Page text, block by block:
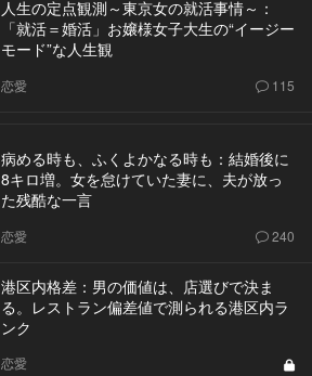
人生の定点観測～東京女の就活事情～：
「就活＝婚活」お嬢様女子大生の“イージー
モード”な人生観
恋愛 115
病める時も、ふくよかなる時も：結婚後に
8キロ増。女を怠けていた妻に、夫が放っ
た残酷な一言
恋愛 240
港区内格差：男の価値は、店選びで決ま
る。レストラン偏差値で測られる港区内ラ
ンク
恋愛